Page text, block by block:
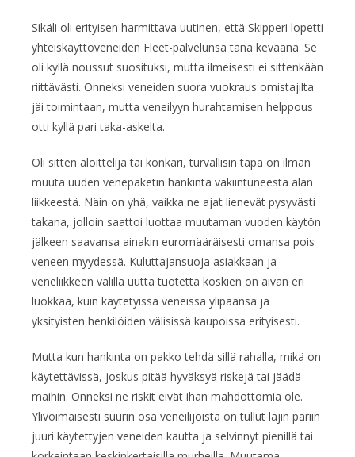
Sikäli oli erityisen harmittava uutinen, että Skipperi lopetti
yhteiskäyttöveneiden Fleet-palvelunsa tänä keväänä. Se
oli kyllä noussut suosituksi, mutta ilmeisesti ei sittenkään
riittävästi. Onneksi veneiden suora vuokraus omistajilta
jäi toimintaan, mutta veneilyyn hurahtamisen helppous
otti kyllä pari taka-askelta.
Oli sitten aloittelija tai konkari, turvallisin tapa on ilman
muuta uuden venepaketin hankinta vakiintuneesta alan
liikkeestä. Näin on yhä, vaikka ne ajat lienevät pysyvästi
takana, jolloin saattoi luottaa muutaman vuoden käytön
jälkeen saavansa ainakin euromääräisesti omansa pois
veneen myydessä. Kuluttajansuoja asiakkaan ja
veneliikkeen välillä uutta tuotetta koskien on aivan eri
luokkaa, kuin käytetyissä veneissä ylipäänsä ja
yksityisten henkilöiden välisissä kaupoissa erityisesti.
Mutta kun hankinta on pakko tehdä sillä rahalla, mikä on
käytettävissä, joskus pitää hyväksyä riskejä tai jäädä
maihin. Onneksi ne riskit eivät ihan mahdottomia ole.
Ylivoimaisesti suurin osa veneilijöistä on tullut lajin pariin
juuri käytettyjen veneiden kautta ja selvinnyt pienillä tai